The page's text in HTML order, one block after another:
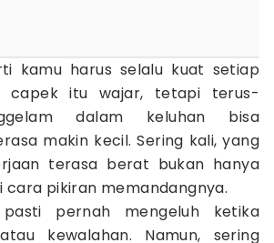
kamu harus selalu kuat setiap
capek itu wajar, tetapi terus-
dalam keluhan bisa
makin kecil. Sering kali, yang
terasa berat bukan hanya
cara pikiran memandangnya.
pernah mengeluh ketika
kewalahan. Namun, sering